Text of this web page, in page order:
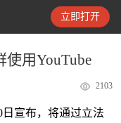
立即打开
用YouTube
2103
宣布，将通过立法